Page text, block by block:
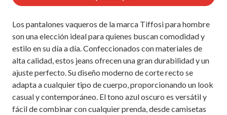
Los pantalones vaqueros de la marca Tiffosi para hombre
son una elección ideal para quienes buscan comodidad y
estilo en su día a día. Confeccionados con materiales de
alta calidad, estos jeans ofrecen una gran durabilidad y un
ajuste perfecto. Su diseño moderno de corte recto se
adapta a cualquier tipo de cuerpo, proporcionando un look
casual y contemporáneo. El tono azul oscuro es versátil y
fácil de combinar con cualquier prenda, desde camisetas